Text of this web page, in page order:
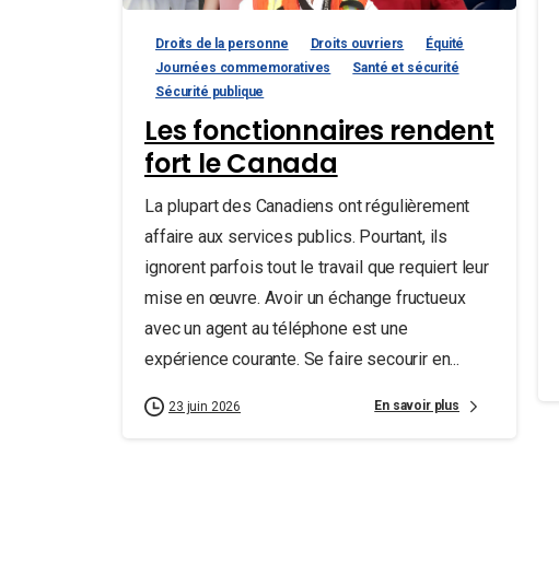
Droits de la personne Droits ouvriers
Équité
Journées commemoratives
Santé et sécurité
Sécurité publique
Les fonctionnaires rendent
fort le Canada
La plupart des Canadiens ont régulièrement
affaire aux services publics. Pourtant, ils
ignorent parfois tout le travail que requiert leur
mise en œuvre. Avoir un échange fructueux
avec un agent au téléphone est une
expérience courante. Se faire secourir en...
23 juin 2026 En savoir plus